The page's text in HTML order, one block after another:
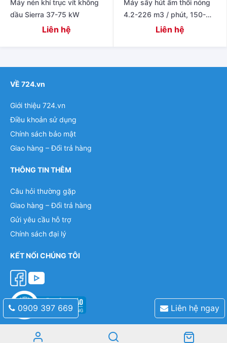
Máy nén khí trục vít không
dầu Sierra 37-75 kW
Liên hệ
Máy sấy hút ẩm thổi nóng
4.2-226 m3 / phút, 150-
8.000 cfmLiên hệ
VỀ 724.vn
Giới thiệu 724.vn
Điều khoản sử dụng
Chính sách bảo mật
Giao hàng – Đổi trả hàng
THÔNG TIN THÊM
Câu hỏi thường gặp
Giao hàng – Đổi trả hàng
Gửi yêu cầu hỗ trợ
Chính sách đại lý
KẾT NỐI CHÚNG TÔI
Mobile: 0909 397 669
0909 397 669 Liên hệ ngay